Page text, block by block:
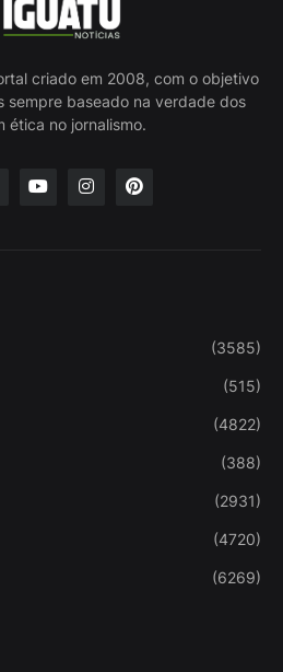
criado em 2008, com o objetivo
sempre baseado na verdade dos
ética no jornalismo.
(3585)
(515)
(4822)
(388)
(2931)
(4720)
(6269)